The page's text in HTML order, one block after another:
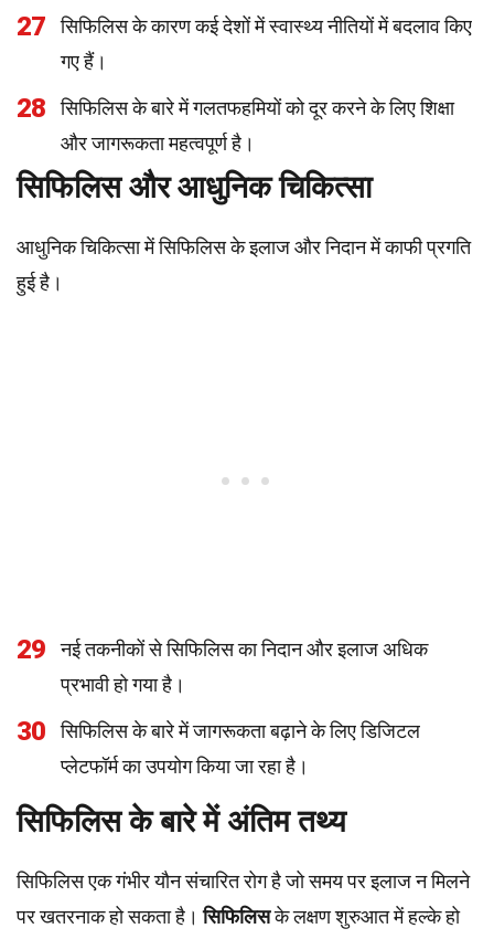
27
सिफिलिस के कारण कई देशों में स्वास्थ्य नीतियों में बदलाव किए
गए हैं।
28
सिफिलिस के बारे में गलतफहमियों को दूर करने के लिए शिक्षा
और जागरूकता महत्वपूर्ण है।
सिफिलिस और आधुनिक चिकित्सा
आधुनिक चिकित्सा में सिफिलिस के इलाज और निदान में काफी प्रगति
हुई है।
29
नई तकनीकों से सिफिलिस का निदान और इलाज अधिक
प्रभावी हो गया है।
30
सिफिलिस के बारे में जागरूकता बढ़ाने के लिए डिजिटल
प्लेटफॉर्म का उपयोग किया जा रहा है।
सिफिलिस के बारे में अंतिम तथ्य
सिफिलिस एक गंभीर यौन संचारित रोग है जो समय पर इलाज न मिलने
पर खतरनाक हो सकता है।सिफिलिसके लक्षण शुरुआत में हल्के हो